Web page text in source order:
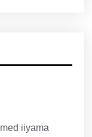
iiyama